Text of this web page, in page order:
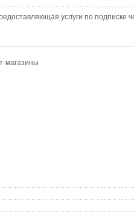
услуги по
магазины